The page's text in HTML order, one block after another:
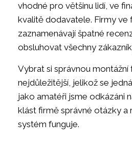
vhodné pro většinu lidí, ve
kvalitě dodavatele. Firmy
zaznamenávají špatné
obsluhovat všechny
Vybrat si správnou montážní
nejdůležitější, jelikož se
jako amatéři jsme odkázáni
klást firmě správné otázky a
systém funguje.